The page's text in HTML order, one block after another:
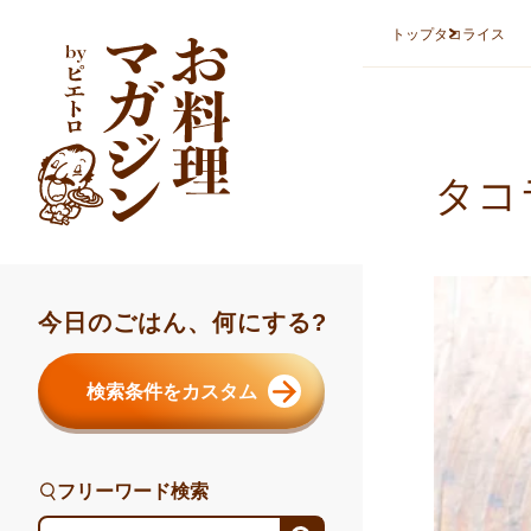
今日のごはん、何にする?
検索条件をカスタム
フリーワード検索
トップタコライス
タ